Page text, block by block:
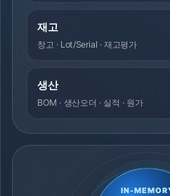
재고
창고 · Lot/Serial · 재고평가
생산
BOM · 생산오더 · 실적 · 원가
IN-